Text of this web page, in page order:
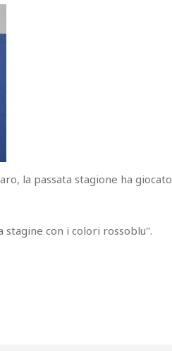
la passata stagione ha giocato
stagine con i colori rossoblu".